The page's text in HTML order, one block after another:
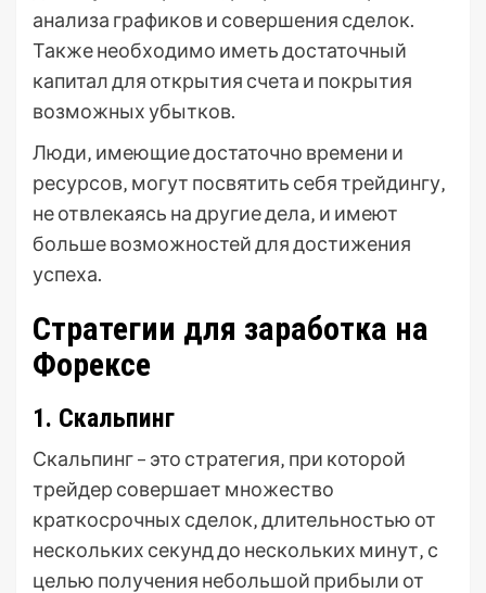
анализа графиков и совершения сделок.
Также необходимо иметь достаточный
капитал для открытия счета и покрытия
возможных убытков.
Люди‚ имеющие достаточно времени и
ресурсов‚ могут посвятить себя трейдингу‚
не отвлекаясь на другие дела‚ и имеют
больше возможностей для достижения
успеха.
Стратегии для заработка на
Форексе
1. Скальпинг
Скальпинг – это стратегия‚ при которой
трейдер совершает множество
краткосрочных сделок‚ длительностью от
нескольких секунд до нескольких минут‚ с
целью получения небольшой прибыли от